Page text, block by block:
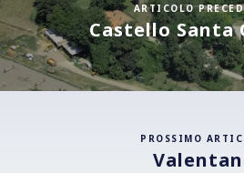
ARTICOLO
Castello Santa
PROSSIMO